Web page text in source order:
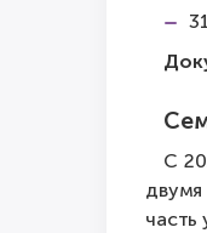
С
двумя
часть